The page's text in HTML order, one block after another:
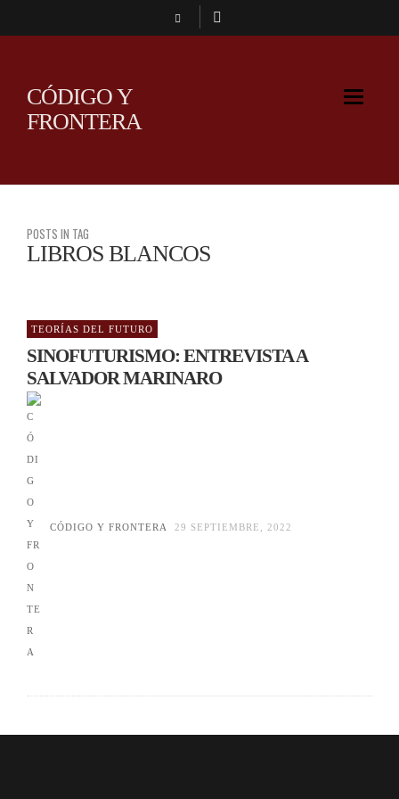
CÓDIGO Y
FRONTERA
POSTS IN TAG
LIBROS BLANCOS
TEORÍAS DEL FUTURO
SINOFUTURISMO: ENTREVISTA A
SALVADOR MARINARO
CÓDIGO Y FRONTERA 29 SEPTIEMBRE, 2022